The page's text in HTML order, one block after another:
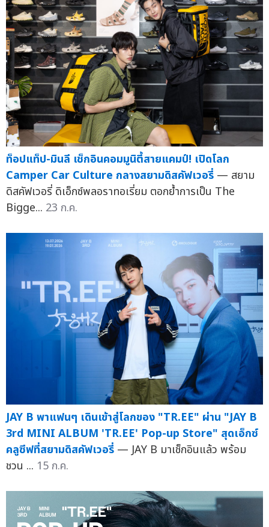
ท็อปแท็ป-มินลี เช็กอินคอมมูนิตี้สายแคมป์! เปิดโลก
Camper Car Culture กลางสยามดิสคัฟเวอรี่ — สยาม
ดิสคัฟเวอรี่ ดิเอ็กซ์พลอราทอเรี่ยม ตอกย้ำการเป็น The
Bigge... 23 ก.ค.
JAY B พาแฟนๆ เดินเข้าสู่โลกของ "TR.EE" ผ่าน "JAY B
3rd MINI ALBUM 'TR.EE' Pop-up Store" สุดเอ็กซ์
คลูซีฟที่สยามดิสคัฟเวอรี่ — JAY B มาเช็กอินแล้ว พร้อม
ชวน ... 15 ก.ค.